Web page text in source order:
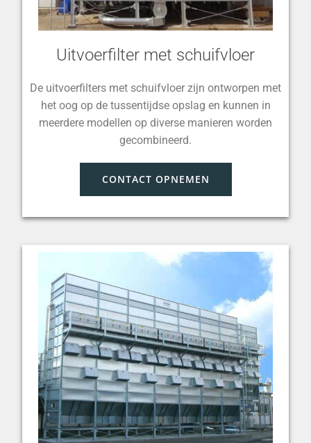
Uitvoerfilter met schuifvloer
De uitvoerfilters met schuifvloer zijn ontworpen met
het oog op de tussentijdse opslag en kunnen in
meerdere modellen op diverse manieren worden
gecombineerd.
CONTACT OPNEMEN